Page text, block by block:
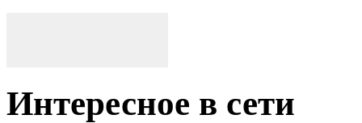
Интересное в сети